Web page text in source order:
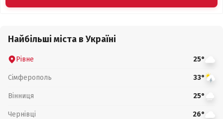
Найбільші міста в Україні
Рівне 25°
Сімферополь 33°
Вінниця 25°
Чернівці 26°